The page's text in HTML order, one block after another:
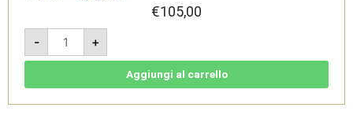
€105,00
-
Montevetrano
2003
-
IGT
quantità
+
Aggiungi al carrello